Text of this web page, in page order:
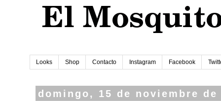
Looks Shop Contacto Instagram Facebook
domingo, 15 de noviembre de